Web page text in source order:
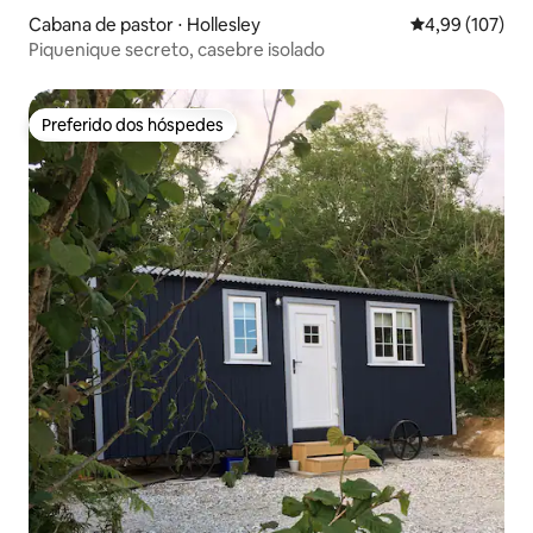
Cabana de pastor ⋅ Hollesley 4,99 de uma
4,99 (107)
Piquenique secreto, casebre isolado
Preferido dos hóspedes
Preferido dos hóspedes